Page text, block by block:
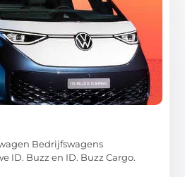
Bedrijfswagens
ID. Buzz en ID. Buzz Cargo.